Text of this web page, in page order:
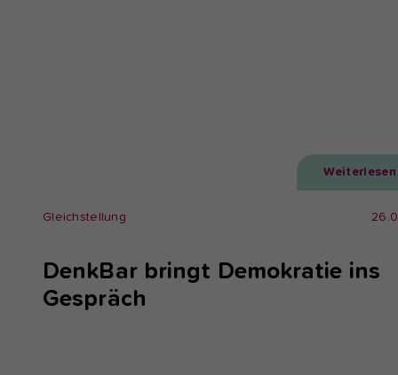
Weiterlesen
Gleichstellung
DenkBar bringt Demokratie ins
Gespräch